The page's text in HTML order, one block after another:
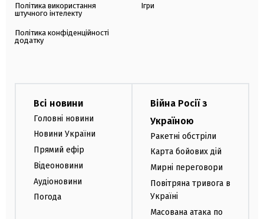
Політика використання
штучного інтелекту
Політика конфіденційності
додатку
Ігри
Всі новини
Головні новини
Новини України
Прямий ефір
Відеоновини
Аудіоновини
Погода
Війна Росії з
Україною
Ракетні обстріли
Карта бойових дій
Мирні переговори
Повітряна тривога в
Україні
Масована атака по